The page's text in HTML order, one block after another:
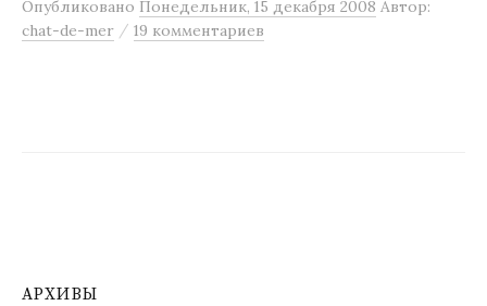
Опубликовано Понедельник, 15 декабря 2008 Автор:
chat-de-mer / 19 комментариев
АРХИВЫ